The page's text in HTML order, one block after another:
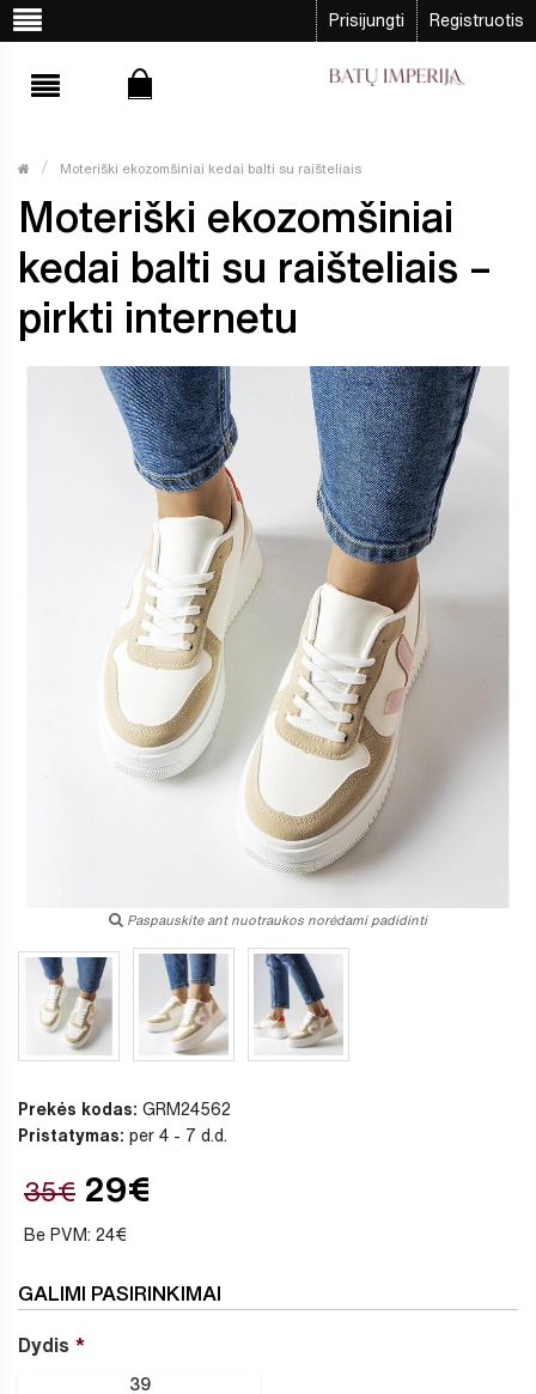
Prisijungti Registruotis
Moteriški ekozomšiniai kedai balti su raišteliais
Moteriški ekozomšiniai
kedai balti su raišteliais –
pirkti internetu
Paspauskite ant nuotraukos norėdami padidinti
Prekės kodas: GRM24562
Pristatymas: per 4 - 7 d.d.
35€ 29€
Be PVM: 24€
GALIMI PASIRINKIMAI
Dydis
39